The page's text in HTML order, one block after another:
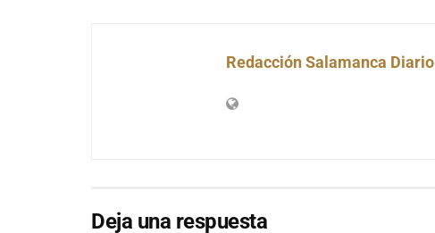
Redacción Salamanca Diario
Deja una respuesta